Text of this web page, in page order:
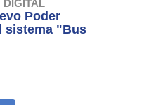
DIGITAL
Poder
sistema "Bus